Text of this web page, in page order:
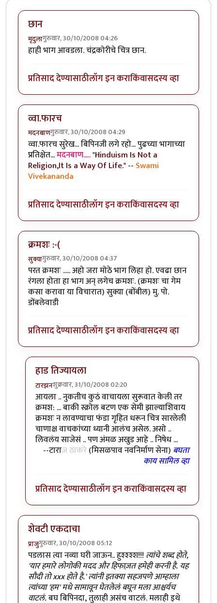
छान
मृदुलागुरुवार, 30/10/2008 04:26
हाही भाग आवडला. चंद्रकोरीचे चित्र छान.
प्रतिसाद देण्यासाठीलॉग इन कराकिंवासदस्य व्हा
व्वा.फारच
मदनबाणगुरुवार, 30/10/2008 04:29
व्वा.फारच सुरेख... बिपिनजी लगे रहो... पुढच्या भागाच्या
प्रतिक्षेत...मदनबाण....."Hinduism Is Not a
Religion,It Is a Way Of Life."-- Swami
Vivekananda
प्रतिसाद देण्यासाठीलॉग इन कराकिंवासदस्य व्हा
क्रमशः :-(
सुक्यागुरुवार, 30/10/2008 04:37
परत क्रमशः ..... अहो जरा मोठे भाग लिहा हो. एवढा छान
रंगला होता हा भाग अन् लगेच क्रमशः. (क्रमशः चा गेम
कसा करावा या विचारात) सुक्या (बोंबील) मु. पो.
डोंबलेवाडी
प्रतिसाद देण्यासाठीलॉग इन कराकिंवासदस्य व्हा
हाड तिज्यायला
टारझनशुक्रवार, 31/10/2008 02:20
In reply toक्रमशः :-(byसुक्या
आयला .. नुकतीच कुठं वाचायला सुरूवात केली तर
क्रमश: ... बाकी स्क्रोल बटण एक सेमी झाल्याशिवाय
क्रमशः न लावण्याचा फंडा गृहित धरून चित्र सारलेली
चाणाक्ष वाचकांच्या ध्यानी आलंच असेल. असो ..
लिवलंय साजेसं .. पण अंमळ अखुड आहे .. निषेध ...
--टाराज ठाकरे(मिसळपाव नवनिर्माण सेना) बघता
काय सामिल व्हा
प्रतिसाद देण्यासाठीलॉग इन कराकिंवासदस्य व्हा
शेवटी एकदाचा
प्राजुगुरुवार, 30/10/2008 05:12
पडलास त्या नव्या घरी जाऊन.. हुश्श्श्श!!! त्यांचे शब्द होते,
'यार हमारे लोगोकी मदद और हिफाज़त हमेही करनी है. यह
सौदी तो xxx होते है.' त्यांनी इतक्या सहजपणे आम्हाला
त्यांच्या 'हम' मधे सामावून घेतलेलं बघून मला आश्चर्यच
वाटलं.बघ बिपिनदा, तुलाही असंच वाटलं. मलाही इथे